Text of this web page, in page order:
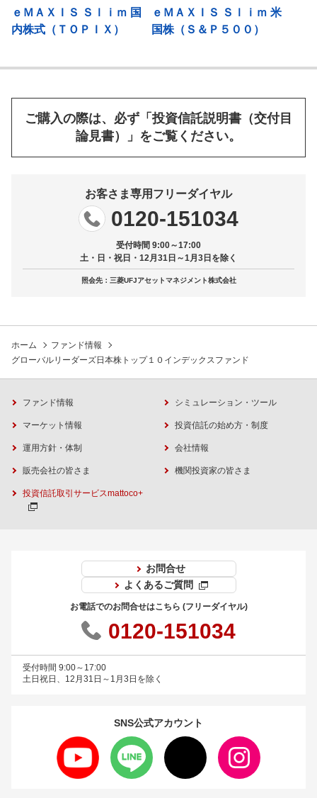
ｅＭＡＸＩＳ Ｓｌｉｍ 国
内株式（ＴＯＰＩＸ）
ｅＭＡＸＩＳ Ｓｌｉｍ 米
国株（Ｓ＆Ｐ５００）
ご購入の際は、必ず「投資信託説明書（交付目
論見書）」をご覧ください。
お客さま専用フリーダイヤル
0120-151034
受付時間 9:00～17:00
土・日・祝日・12月31日～1月3日を除く
照会先：三菱UFJアセットマネジメント株式会社
ホーム
ファンド情報
グローバルリーダーズ日本株トップ１０インデックスファンド
ファンド情報 シミュレーション・ツール
マーケット情報 投資信託の始め方・制度
運用方針・体制 会社情報
販売会社の皆さま 機関投資家の皆さま
投資信託取引サービスmattoco+
お問合せ
よくあるご質問
お電話でのお問合せはこちら (フリーダイヤル)
0120-151034
受付時間 9:00～17:00
土日祝日、12月31日～1月3日を除く
SNS公式アカウント